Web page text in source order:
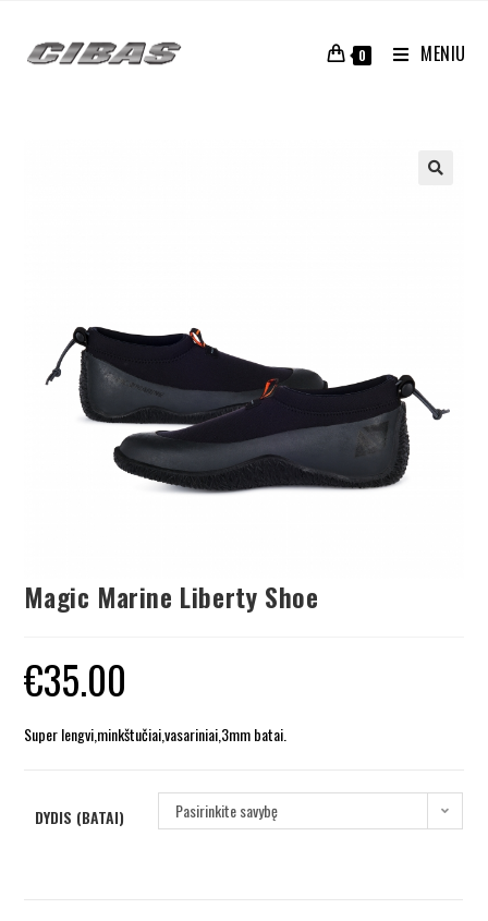
0 MENIU
Magic Marine Liberty Shoe
€35.00
Super lengvi,minkštučiai,vasariniai,3mm batai.
DYDIS (BATAI) Pasirinkite savybę